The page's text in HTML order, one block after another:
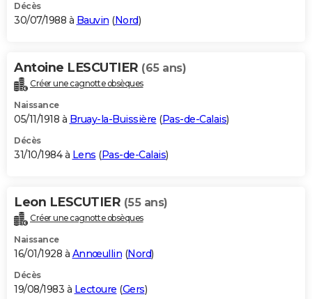
Décès
30/07/1988 à Bauvin (Nord)
Antoine LESCUTIER (65 ans)
Créer une cagnotte obsèques
Naissance
05/11/1918 à Bruay-la-Buissière (Pas-de-Calais)
Décès
31/10/1984 à Lens (Pas-de-Calais)
Leon LESCUTIER (55 ans)
Créer une cagnotte obsèques
Naissance
16/01/1928 à Annœullin (Nord)
Décès
19/08/1983 à Lectoure (Gers)